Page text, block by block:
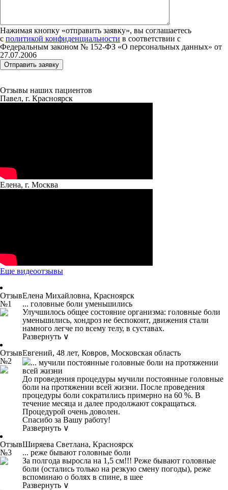
Нажимая кнопку «отправить заявку», вы соглашаетесь
с политикой конфиденциальности в соответствии с
Федеральным законом № 152‑ФЗ «О персональных данных» от
27.07.2006
Отзывы наших пациентов
Павел, г. Красноярск
Елена, г. Москва
Еще видеоотзывы
Отзыв
№1
Елена Михайловна, Красноярск
... головные боли уменьшились
Улучшилось общее состояние организма: головные боли
уменьшились, хондроз не беспокоит, движения стали
намного легче по всему телу, в суставах.
Развернуть ∨
Отзыв
№2
Евгений, 48 лет, Ковров, Московская область
... мучили постоянные головные боли на протяжении
всей жизни
До проведения процедуры мучили постоянные головные
боли на протяжении всей жизни. После проведения
процедуры боли сократились примерно на 60 %. В
течение месяца и далее продолжают сокращаться.
Процедурой очень доволен.
Спасибо за Вашу работу!
Развернуть ∨
Отзыв
№3
Ширяева Светлана, Красноярск
... реже бывают головные боли
За полгода выросла на 1,5 см!!! Реже бывают головные
боли (остались только на резкую смену погоды), реже
вспоминаю о болях в спине, в шее
Развернуть ∨